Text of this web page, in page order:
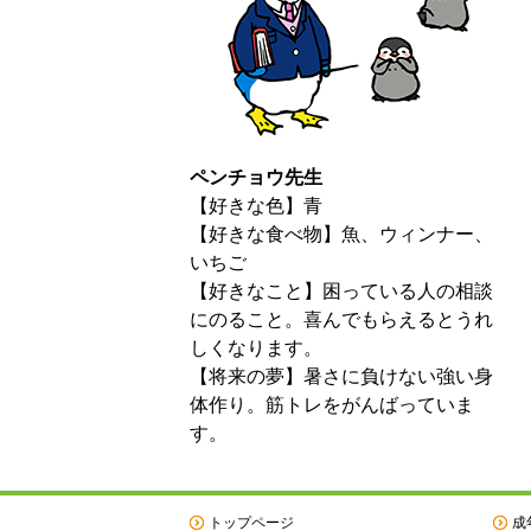
ペンチョウ先生
【好きな色】青
【好きな食べ物】魚、ウィンナー、
いちご
【好きなこと】困っている人の相談
にのること。喜んでもらえるとうれ
しくなります。
【将来の夢】暑さに負けない強い身
体作り。筋トレをがんばっていま
す。
トップページ 成